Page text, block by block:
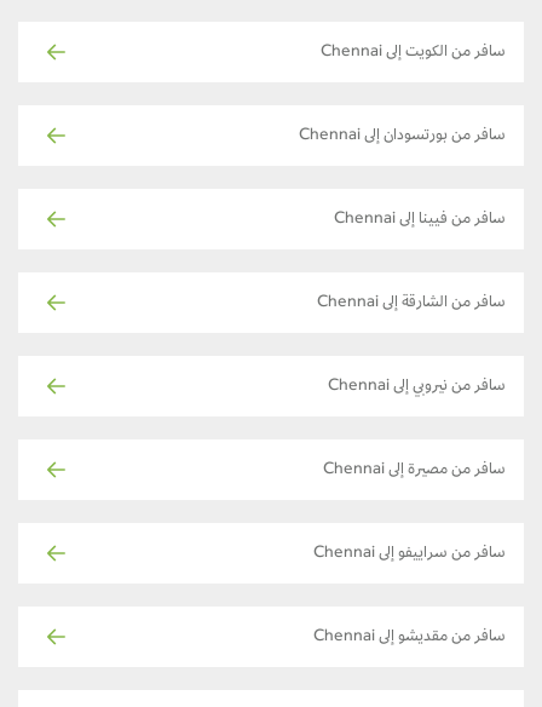
سافر من الكويت إلى Chennai
سافر من بورتسودان إلى Chennai
سافر من فيينا إلى Chennai
سافر من الشارقة إلى Chennai
سافر من نيروبي إلى Chennai
سافر من مصيرة إلى Chennai
سافر من سراييفو إلى Chennai
سافر من مقديشو إلى Chennai